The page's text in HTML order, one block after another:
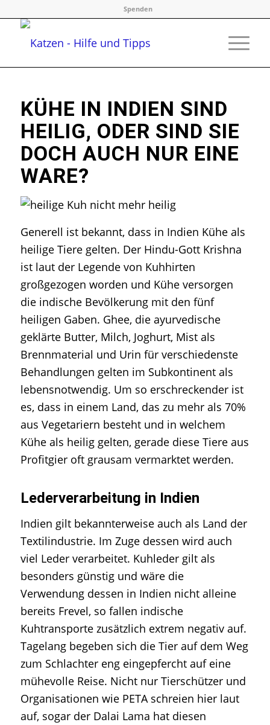
Spenden
KÜHE IN INDIEN SIND
HEILIG, ODER SIND SIE
DOCH AUCH NUR EINE
WARE?
Generell ist bekannt, dass in Indien Kühe als
heilige Tiere gelten. Der Hindu-Gott Krishna
ist laut der Legende von Kuhhirten
großgezogen worden und Kühe versorgen
die indische Bevölkerung mit den fünf
heiligen Gaben. Ghee, die ayurvedische
geklärte Butter, Milch, Joghurt, Mist als
Brennmaterial und Urin für verschiedenste
Behandlungen gelten im Subkontinent als
lebensnotwendig. Um so erschreckender ist
es, dass in einem Land, das zu mehr als 70%
aus Vegetariern besteht und in welchem
Kühe als heilig gelten, gerade diese Tiere aus
Profitgier oft grausam vermarktet werden.
Lederverarbeitung in Indien
Indien gilt bekannterweise auch als Land der
Textilindustrie. Im Zuge dessen wird auch
viel Leder verarbeitet. Kuhleder gilt als
besonders günstig und wäre die
Verwendung dessen in Indien nicht alleine
bereits Frevel, so fallen indische
Kuhtransporte zusätzlich extrem negativ auf.
Tagelang begeben sich die Tier auf dem Weg
zum Schlachter eng eingepfercht auf eine
mühevolle Reise. Nicht nur Tierschützer und
Organisationen wie PETA schreien hier laut
auf, sogar der Dalai Lama hat diesen